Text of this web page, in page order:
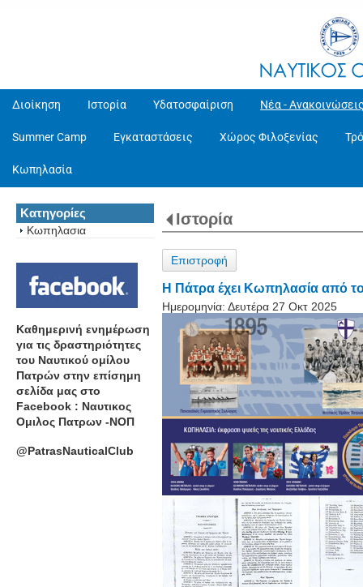
Διοίκηση Ιστορία Υδατοσφαίριση Νέα -
Summer Camp Εγκαταστάσεις Χώρος Φιλοξενίας
Κωπηλασία
Κατηγορίες
Κωπηλασια
Καθημερινή ενημέρωση
για τις δραστηριότητες
του Ναυτικού ομίλου
Πατρών στην επίσημη
σελίδα μας στο
Facebook : Ναυτικος
Ομιλος Πατρων -ΝΟΠ
@PatrasNauticalClub
Ιστορία
Επιστροφή
Η Πάτρα έχει Κωπηλασία από
Ημερομηνία: Δευτέρα 27 Οκτ 2025